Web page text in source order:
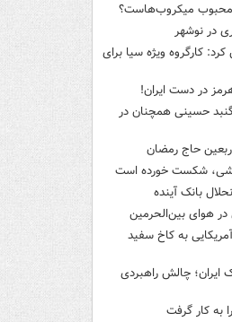
محبوب میکروب‌هاست؟
در نوشهر
کارگروه ویژه سیا برای
در دست ایران!
گنبد حسینی همچنان در
حاج رمضان
شکست خورده است
بانک آینده
هوای بین‌الحرمین
به کاخ سفید
چالش راهبردی
به کار گرفت